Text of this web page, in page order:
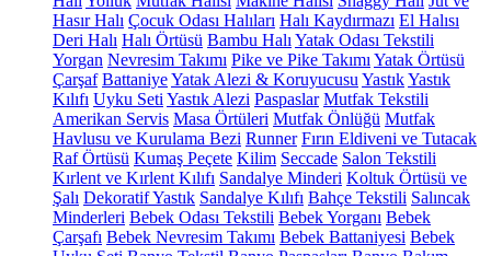
Hasır Halı Çocuk Odası Halıları Halı Kaydırmazı El Halısı
Deri Halı Halı Örtüsü Bambu Halı Yatak Odası Tekstili
Yorgan Nevresim Takımı Pike ve Pike Takımı Yatak Örtüsü
Çarşaf BattaniyeYatak Alezi & Koruyucusu YastıkYastık
Kılıfı Uyku Seti Yastık Alezi Paspaslar Mutfak Tekstili
Amerikan Servis Masa Örtüleri Mutfak Önlüğü Mutfak
Havlusu ve Kurulama Bezi Runner Fırın Eldiveni ve Tutacak
Raf Örtüsü Kumaş Peçete Kilim Seccade Salon Tekstili
Kırlent ve Kırlent Kılıfı Sandalye Minderi Koltuk Örtüsü ve
Şalı Dekoratif Yastık Sandalye Kılıfı Bahçe Tekstili Salıncak
Minderleri Bebek Odası Tekstili Bebek Yorganı Bebek
Çarşafı Bebek Nevresim Takımı Bebek Battaniyesi Bebek